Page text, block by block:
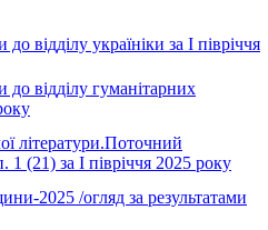
відділу україніки за І півріччя
до відділу гуманітарних
літератури.Поточний
(21) за І півріччя 2025 року
2025 /огляд за результатами